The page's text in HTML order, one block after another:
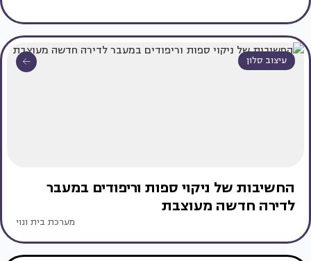
עיצוב סלון
החשיבות של ניקוי ספות וריפודים במעבר
לדירה חדשה מעוצבת
מערכת בית ונוי